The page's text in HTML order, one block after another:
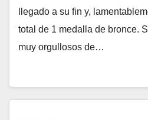
llegado a su fin y,
total de 1 medalla de bronce.
muy orgullosos de…